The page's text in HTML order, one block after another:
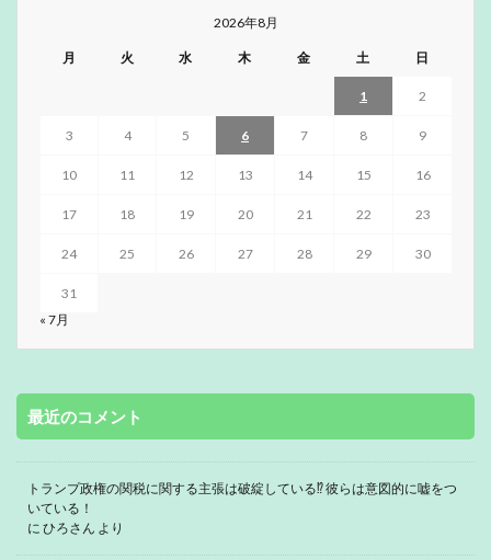
2026年8月
月 火 水 木 金 土 日
1 2
3 4 5 6 7 8 9
10 11 12 13 14 15 16
17 18 19 20 21 22 23
24 25 26 27 28 29 30
31
« 7月
最近のコメント
トランプ政権の関税に関する主張は破綻している⁉ 彼らは意図的に嘘をつ
いている！
に ひろさん より